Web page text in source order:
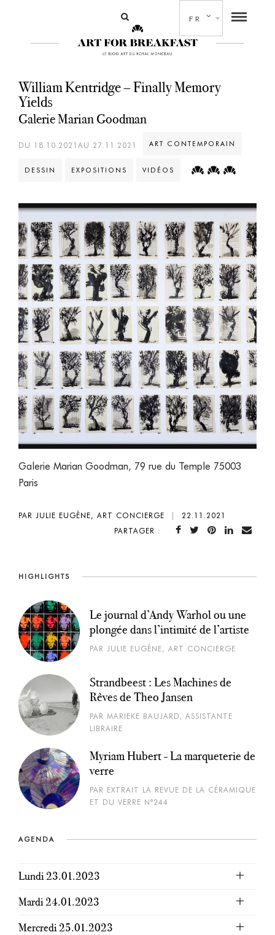
FR
William Kentridge – Finally Memory
Yields
Galerie Marian Goodman
DU 18.10.2021AU 27.11.2021 ART CONTEMPORAIN
DESSIN EXPOSITIONS VIDÉOS
Galerie Marian Goodman, 79 rue du Temple 75003
Paris
PAR JULIE EUGÈNE, ART CONCIERGE
22.11.2021
PARTAGER :
HIGHLIGHTS
Le journal d’Andy Warhol ou une
plongée dans l’intimité de l’artiste
PAR JULIE EUGÈNE, ART CONCIERGE
Strandbeest : Les Machines de
Rêves de Theo Jansen
PAR MARIEKE BAUJARD, ASSISTANTE
LIBRAIRE
Myriam Hubert - La marqueterie de
verre
PAR EXTRAIT LA REVUE DE LA CÉRAMIQUE
ET DU VERRE N°244
AGENDA
Lundi 23.01.2023
Mardi 24.01.2023
Mercredi 25.01.2023